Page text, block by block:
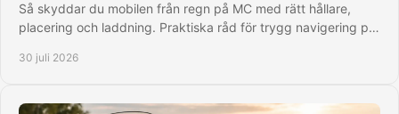
Så skyddar du mobilen från regn på MC med rätt hållare,
placering och laddning. Praktiska råd för trygg navigering på
30 juli 2026